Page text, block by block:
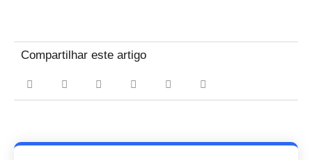
Compartilhar este artigo